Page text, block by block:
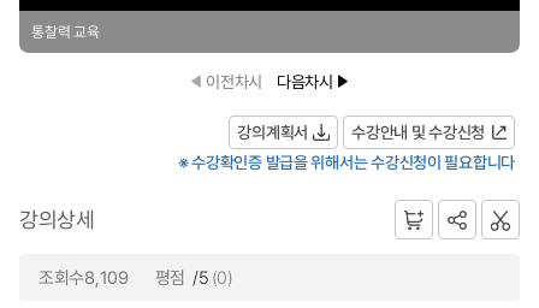
통찰력 교육
이전차시 다음차시
강의계획서
수강안내 및 수강신청
※ 수강확인증 발급을 위해서는 수강신청이 필요합니다
강의상세
조회수8,109 평점 /5 (0)